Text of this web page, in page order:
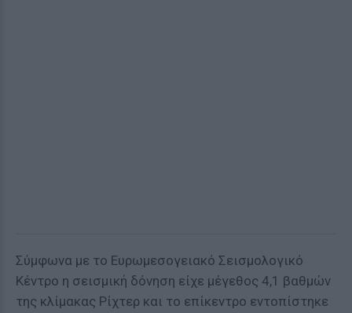
Σύμφωνα με το Ευρωμεσογειακό Σεισμολογικό
Κέντρο η σεισμική δόνηση είχε μέγεθος 4,1 βαθμών
της κλίμακας Ρίχτερ και το επίκεντρο εντοπίστηκε